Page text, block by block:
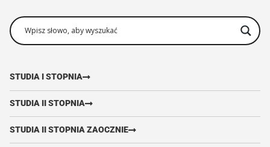
STUDIA I STOPNIA
STUDIA II STOPNIA
STUDIA II STOPNIA ZAOCZNIE